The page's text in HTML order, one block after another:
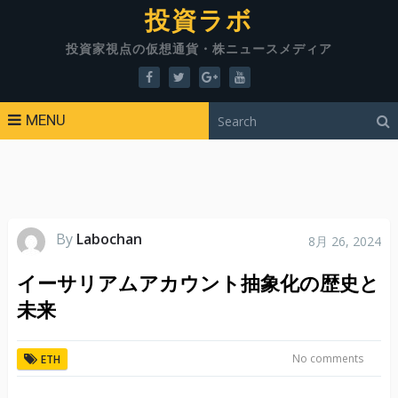
投資ラボ
投資家視点の仮想通貨・株ニュースメディア
MENU
By Labochan 8月 26, 2024
イーサリアムアカウント抽象化の歴史と
未来
ETH No comments